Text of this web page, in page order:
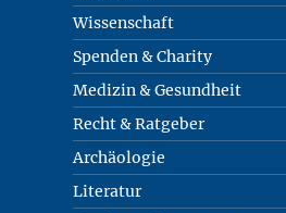
Wissenschaft
Spenden & Charity
Medizin & Gesundheit
Recht & Ratgeber
Archäologie
Literatur